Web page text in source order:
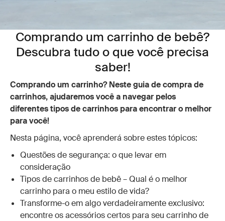
Comprando um carrinho de bebê?
Descubra tudo o que você precisa
saber!
Comprando um carrinho? Neste guia de compra de
carrinhos, ajudaremos você a navegar pelos
diferentes tipos de carrinhos para encontrar o melhor
para você!
Nesta página, você aprenderá sobre estes tópicos:
Questões de segurança: o que levar em
consideração
Tipos de carrinhos de bebê – Qual é o melhor
carrinho para o meu estilo de vida?
Transforme-o em algo verdadeiramente exclusivo:
encontre os acessórios certos para seu carrinho de